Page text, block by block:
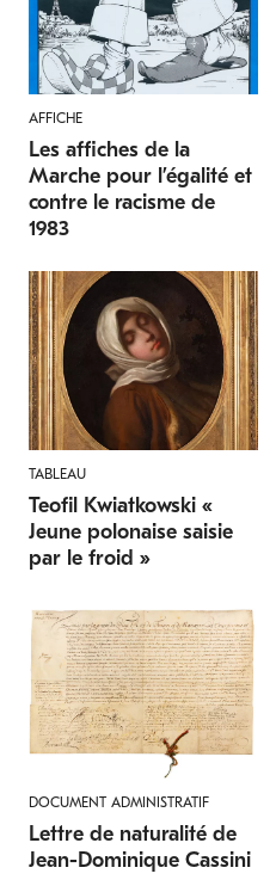
AFFICHE
Les affiches de la
Marche pour l’égalité et
contre le racisme de
1983
TABLEAU
Teofil Kwiatkowski «
Jeune polonaise saisie
par le froid »
DOCUMENT ADMINISTRATIF
Lettre de naturalité de
Jean-Dominique Cassini
FISH
Tomato clownfish
Amphiprion frenatus
Alligator du Mississippi
Alligator mississippiensis
Arapaïma
Arapaima gigas